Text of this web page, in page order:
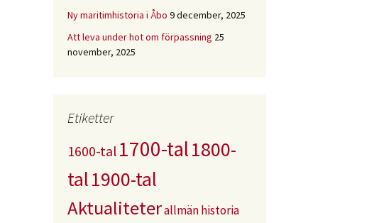
Ny maritimhistoria i Åbo 9 december, 2025
Att leva under hot om förpassning 25
november, 2025
Etiketter
1600-tal 1700-tal1800-
tal1900-tal
Aktualiteterallmän historia